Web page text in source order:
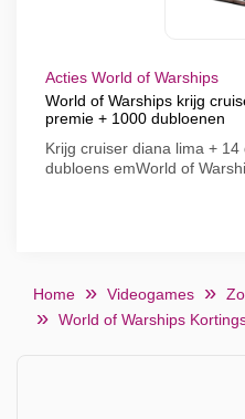
Acties World of Warships
World of Warships krijg
premie + 1000 dubloenen
Krijg cruiser diana lima +
dubloens emWorld of
Home Videogames
World of Warships